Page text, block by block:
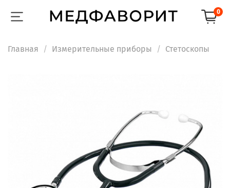
0
Главная Измерительные приборы Стетоскопы